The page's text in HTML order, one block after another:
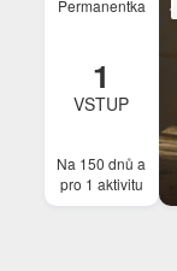
Permanentka
1
VSTUP
Na 150 dnů a
pro 1 aktivitu